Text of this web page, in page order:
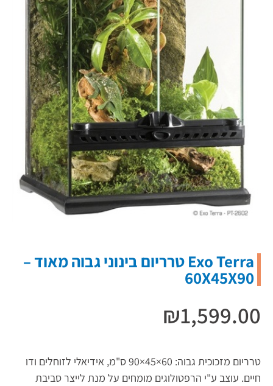
Exo Terra טרריום בינוני גבוה מאוד –
60X45X90
₪1,599.00
טרריום מזכוכית גבוה: 60×45×90 ס"מ, אידיאלי לזוחלים ודו
חיים. עוצב ע"י הרפטולוגים מומחים על מנת לייצר סביבת